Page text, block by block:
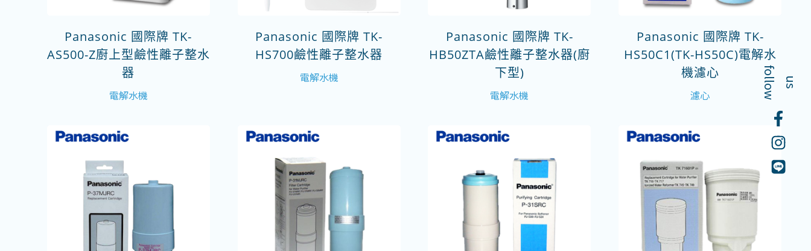
f
o l
l
o
w u
s
Panasonic 國際牌 TK-
AS500-Z廚上型鹼性離子整水
器
電解水機
Panasonic 國際牌 TK-
HS700鹼性離子整水器
電解水機
Panasonic 國際牌 TK-
HB50ZTA鹼性離子整水器(廚
下型)
電解水機
Panasonic 國際牌 TK-
HS50C1(TK-HS50C)電解水
機濾心
濾心